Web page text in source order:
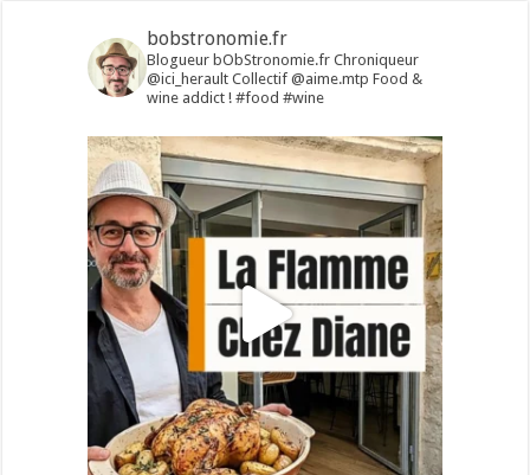
bobstronomie.fr
Blogueur bObStronomie.fr Chroniqueur
@ici_heraultCollectif @aime.mtp Food &
wine addict !#food #wine